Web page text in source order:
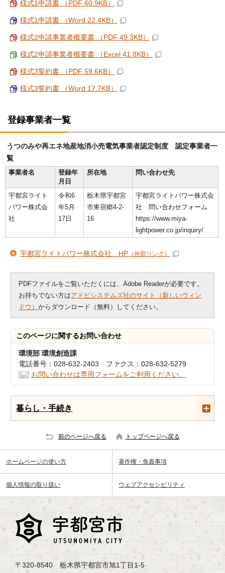
様式1申請書 （PDF 60.9KB）
様式1申請書 （Word 22.4KB）
様式2申請事業者概要書 （PDF 49.3KB）
様式2申請事業者概要書 （Excel 41.8KB）
様式3誓約書 （PDF 59.6KB）
様式3誓約書 （Word 17.7KB）
登録事業者一覧
うつのみや再エネ地産地消小売電気事業者認定制度 認定事業者一
覧
事業者名
登録年
月日
所在地 問い合わせ先
宇都宮ライト
パワー株式会
社
令和6
年5月
17日
栃木県宇都宮
市東宿郷4-2-
16
宇都宮ライトパワー株式会
社 問い合わせフォーム
https://www.miya-
lightpower.co.jp/inquiry/
宇都宮ライトパワー株式会社 HP （外部リンク）
PDFファイルをご覧いただくには、Adobe Readerが必要です。
お持ちでない方はアドビシステムズ社のサイト（新しいウィン
ドウ）からダウンロード（無料）してください。
このページに関するお問い合わせ
環境部 環境創造課
電話番号：028-632-2403 ファクス：028-632-5279
お問い合わせは専用フォームをご利用ください。
暮らし・手続き
前のページへ戻る トップページへ戻る
ホームページの使い方 著作権・免責事項
個人情報の取り扱い ウェブアクセシビリティ
〒320-8540 栃木県宇都宮市旭1丁目1-5